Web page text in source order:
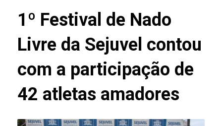
1º Festival de Nado
Livre da Sejuvel contou
com a participação de
42 atletas amadores